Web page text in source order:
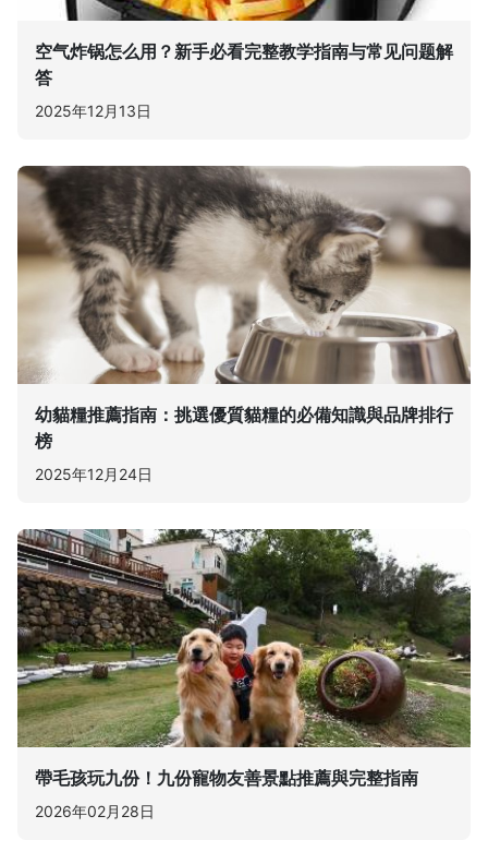
空气炸锅怎么用？新手必看完整教学指南与常见问题解
答
2025年12月13日
幼貓糧推薦指南：挑選優質貓糧的必備知識與品牌排行
榜
2025年12月24日
帶毛孩玩九份！九份寵物友善景點推薦與完整指南
2026年02月28日